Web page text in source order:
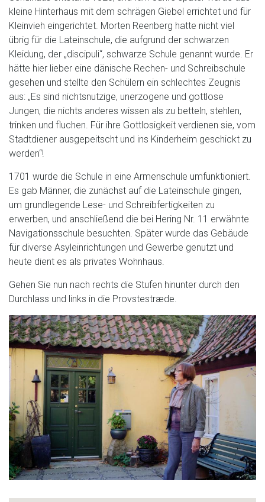
kleine Hinterhaus mit dem schrägen Giebel errichtet und für
Kleinvieh eingerichtet. Morten Reenberg hatte nicht viel
übrig für die Lateinschule, die aufgrund der schwarzen
Kleidung, der „discipuli“, schwarze Schule genannt wurde. Er
hätte hier lieber eine dänische Rechen- und Schreibschule
gesehen und stellte den Schülern ein schlechtes Zeugnis
aus: „Es sind nichtsnutzige, unerzogene und gottlose
Jungen, die nichts anderes wissen als zu betteln, stehlen,
trinken und fluchen. Für ihre Gottlosigkeit verdienen sie, vom
Stadtdiener ausgepeitscht und ins Kinderheim geschickt zu
werden“!
1701 wurde die Schule in eine Armenschule umfunktioniert.
Es gab Männer, die zunächst auf die Lateinschule gingen,
um grundlegende Lese- und Schreibfertigkeiten zu
erwerben, und anschließend die bei Hering Nr. 11 erwähnte
Navigationsschule besuchten. Später wurde das Gebäude
für diverse Asyleinrichtungen und Gewerbe genutzt und
heute dient es als privates Wohnhaus.
Gehen Sie nun nach rechts die Stufen hinunter durch den
Durchlass und links in die Provstestræde.